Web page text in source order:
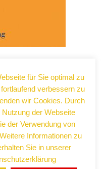
Newsletter!
tragen Sie sich
und Kultur in Neuss!
für Sie optimal zu
verbessern zu
wir Cookies. Durch
Nutzung der Webseite
der Verwendung von
Informationen zu
Sie in unserer